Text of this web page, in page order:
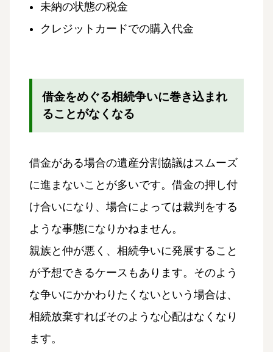
未納の状態の税金
クレジットカードでの購入代金
借金をめぐる相続争いに巻き込まれ
ることがなくなる
借金がある場合の遺産分割協議はスムーズ
に進まないことが多いです。借金の押し付
け合いになり、場合によっては裁判をする
ような事態になりかねません。
親族と仲が悪く、相続争いに発展すること
が予想できるケースもあります。そのよう
な争いにかかわりたくないという場合は、
相続放棄すればそのような心配はなくなり
ます。